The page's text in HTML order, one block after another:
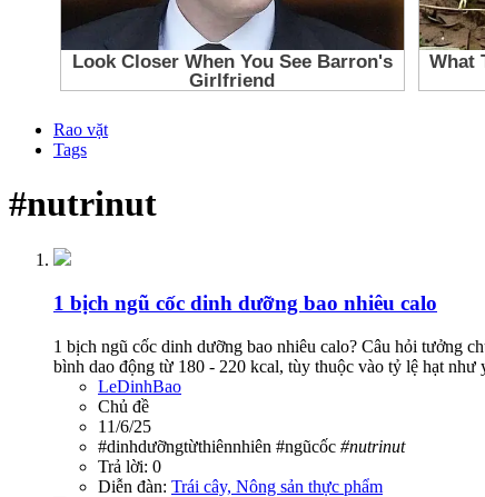
Rao vặt
Tags
#nutrinut
1 bịch ngũ cốc dinh dưỡng bao nhiêu calo
1 bịch ngũ cốc dinh dưỡng bao nhiêu calo? Câu hỏi tưởng
bình dao động từ 180 - 220 kcal, tùy thuộc vào tỷ lệ hạt như
LeDinhBao
Chủ đề
11/6/25
#dinhdưỡngtừthiênnhiên #ngũcốc #nutrinut
Trả lời: 0
Diễn đàn: Trái cây, Nông sản thực phẩm